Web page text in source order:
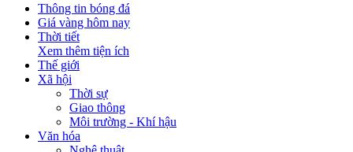
Thông tin bóng đá
Giá vàng hôm nay
Thời tiết
Xem thêm tiện ích
Thế giới
Xã hội
Thời sự
Giao thông
Môi trường - Khí hậu
Văn hóa